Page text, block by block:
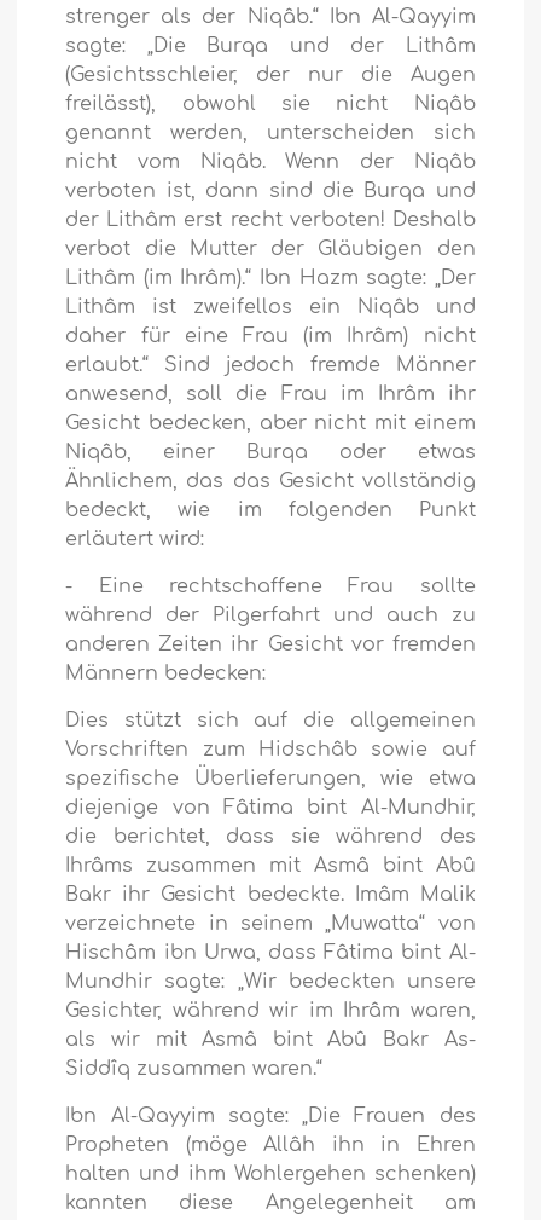
strenger als der Niqâb.“ Ibn Al-Qayyim
sagte: „Die Burqa und der Lithâm
(Gesichtsschleier, der nur die Augen
freilässt), obwohl sie nicht Niqâb
genannt werden, unterscheiden sich
nicht vom Niqâb. Wenn der Niqâb
verboten ist, dann sind die Burqa und
der Lithâm erst recht verboten! Deshalb
verbot die Mutter der Gläubigen den
Lithâm (im Ihrâm).“ Ibn Hazm sagte: „Der
Lithâm ist zweifellos ein Niqâb und
daher für eine Frau (im Ihrâm) nicht
erlaubt.“ Sind jedoch fremde Männer
anwesend, soll die Frau im Ihrâm ihr
Gesicht bedecken, aber nicht mit einem
Niqâb, einer Burqa oder etwas
Ähnlichem, das das Gesicht vollständig
bedeckt, wie im folgenden Punkt
erläutert wird:
- Eine rechtschaffene Frau sollte
während der Pilgerfahrt und auch zu
anderen Zeiten ihr Gesicht vor fremden
Männern bedecken:
Dies stützt sich auf die allgemeinen
Vorschriften zum Hidschâb sowie auf
spezifische Überlieferungen, wie etwa
diejenige von Fâtima bint Al-Mundhir,
die berichtet, dass sie während des
Ihrâms zusammen mit Asmâ bint Abû
Bakr ihr Gesicht bedeckte. Imâm Malik
verzeichnete in seinem „Muwatta“ von
Hischâm ibn Urwa, dass Fâtima bint Al-
Mundhir sagte: „Wir bedeckten unsere
Gesichter, während wir im Ihrâm waren,
als wir mit Asmâ bint Abû Bakr As-
Siddîq zusammen waren.“
Ibn Al-Qayyim sagte: „Die Frauen des
Propheten (möge Allâh ihn in Ehren
halten und ihm Wohlergehen schenken)
kannten diese Angelegenheit am